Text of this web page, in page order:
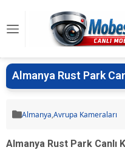
Almanya Rust Park
Almanya,Avrupa Kameraları
Almanya Rust Park Canlı